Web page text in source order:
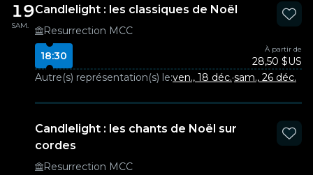
19
SAM.
Candlelight : les classiques de Noël
Resurrection MCC
18:30
À partir de
28,50 $US
Autre(s) représentation(s) le:ven., 18 déc.·sam., 26 déc.
Candlelight : les chants de Noël sur
cordes
Resurrection MCC